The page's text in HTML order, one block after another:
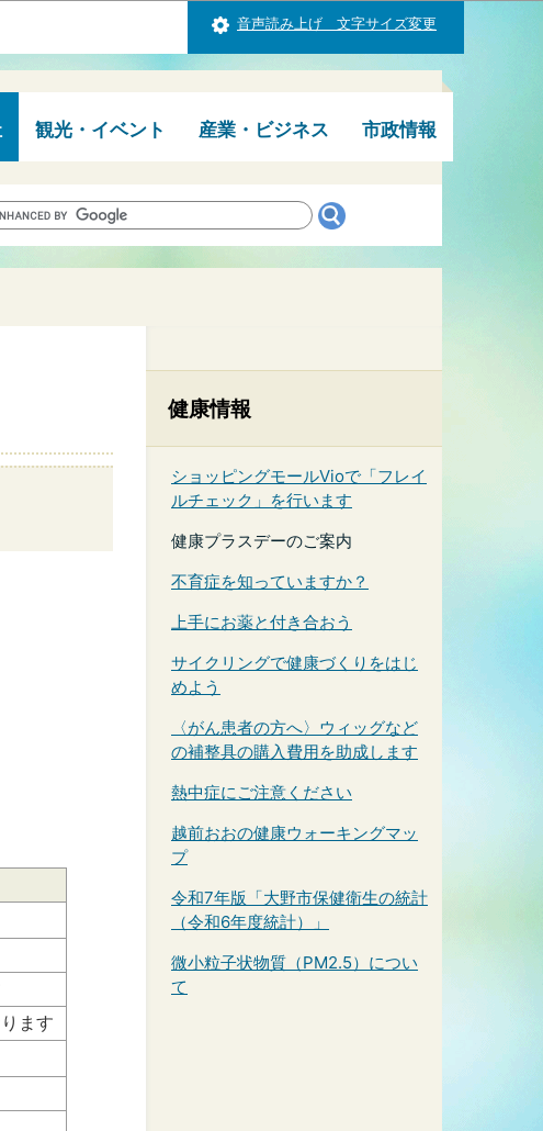
音声読み上げ 文字サイズ変更
観光・イベント 産業・ビジネス 市政情報
ます
健康情報
ショッピングモールVioで「フレイ
ルチェック」を行います
健康プラスデーのご案内
不育症を知っていますか？
上手にお薬と付き合おう
サイクリングで健康づくりをはじ
めよう
〈がん患者の方へ〉ウィッグなど
の補整具の購入費用を助成します
熱中症にご注意ください
越前おおの健康ウォーキングマッ
プ
令和7年版「大野市保健衛生の統計
（令和6年度統計）」
微小粒子状物質（PM2.5）につい
て